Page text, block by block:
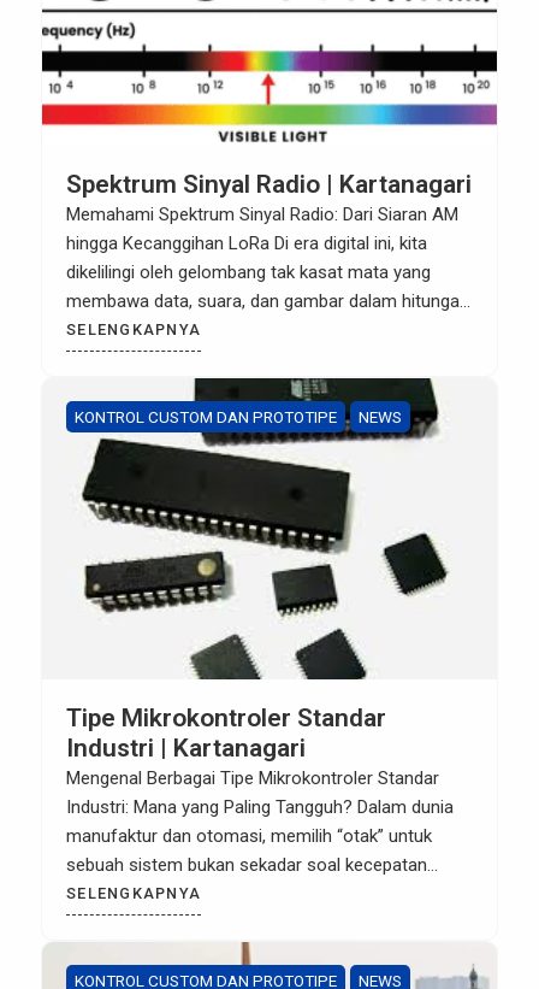
Spektrum Sinyal Radio | Kartanagari
Memahami Spektrum Sinyal Radio: Dari Siaran AM
hingga Kecanggihan LoRa Di era digital ini, kita
dikelilingi oleh gelombang tak kasat mata yang
membawa data, suara, dan gambar dalam hitungan
milidetik. Namun, tahukah Anda bahwa WiFi yang
Anda gunakan di rumah dan sinyal GSM di ponsel
Anda sebenarnya menggunakan prinsip dasar yang
sama dengan radio FM […]
SELENGKAPNYA
KONTROL CUSTOM DAN PROTOTIPE NEWS
Tipe Mikrokontroler Standar
Industri | Kartanagari
Mengenal Berbagai Tipe Mikrokontroler Standar
Industri: Mana yang Paling Tangguh? Dalam dunia
manufaktur dan otomasi, memilih “otak” untuk
sebuah sistem bukan sekadar soal kecepatan
prosesor. Di lingkungan industri yang penuh dengan
gangguan elektromagnetik (EMI), suhu ekstrem,
dan kelembapan, mikrokontroler (MCU) kelas
konsumen biasa sering kali tidak memadai. Artikel
SELENGKAPNYA
KONTROL CUSTOM DAN PROTOTIPE NEWS